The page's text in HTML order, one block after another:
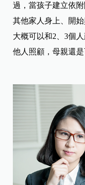
過，當孩子建立依
其他家人身上、開
大概可以和2、3個
他人照顧，母親還